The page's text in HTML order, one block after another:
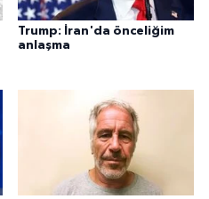
Trump: İran'da önceliğim
anlaşma